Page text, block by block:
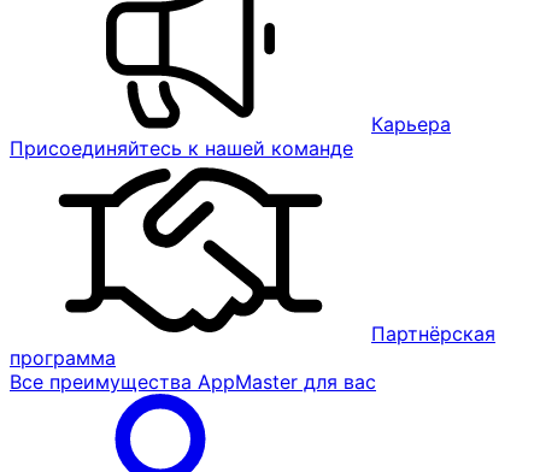
Карьера
Присоединяйтесь к нашей команде
Партнёрская
программа
Все преимущества AppMaster для вас